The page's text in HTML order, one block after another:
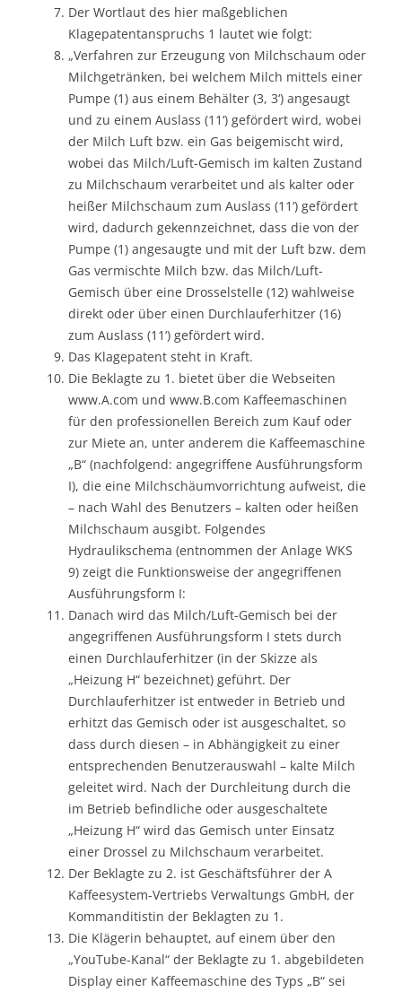
Der Wortlaut des hier maßgeblichen
Klagepatentanspruchs 1 lautet wie folgt:
„Verfahren zur Erzeugung von Milchschaum oder
Milchgetränken, bei welchem Milch mittels einer
Pumpe (1) aus einem Behälter (3, 3‘) angesaugt
und zu einem Auslass (11‘) gefördert wird, wobei
der Milch Luft bzw. ein Gas beigemischt wird,
wobei das Milch/Luft-Gemisch im kalten Zustand
zu Milchschaum verarbeitet und als kalter oder
heißer Milchschaum zum Auslass (11‘) gefördert
wird, dadurch gekennzeichnet, dass die von der
Pumpe (1) angesaugte und mit der Luft bzw. dem
Gas vermischte Milch bzw. das Milch/Luft-
Gemisch über eine Drosselstelle (12) wahlweise
direkt oder über einen Durchlauferhitzer (16)
zum Auslass (11‘) gefördert wird.
Das Klagepatent steht in Kraft.
Die Beklagte zu 1. bietet über die Webseiten
www.A.com und www.B.com Kaffeemaschinen
für den professionellen Bereich zum Kauf oder
zur Miete an, unter anderem die Kaffeemaschine
„B“ (nachfolgend: angegriffene Ausführungsform
I), die eine Milchschäumvorrichtung aufweist, die
– nach Wahl des Benutzers – kalten oder heißen
Milchschaum ausgibt. Folgendes
Hydraulikschema (entnommen der Anlage WKS
9) zeigt die Funktionsweise der angegriffenen
Ausführungsform I:
Danach wird das Milch/Luft-Gemisch bei der
angegriffenen Ausführungsform I stets durch
einen Durchlauferhitzer (in der Skizze als
„Heizung H“ bezeichnet) geführt. Der
Durchlauferhitzer ist entweder in Betrieb und
erhitzt das Gemisch oder ist ausgeschaltet, so
dass durch diesen – in Abhängigkeit zu einer
entsprechenden Benutzerauswahl – kalte Milch
geleitet wird. Nach der Durchleitung durch die
im Betrieb befindliche oder ausgeschaltete
„Heizung H“ wird das Gemisch unter Einsatz
einer Drossel zu Milchschaum verarbeitet.
Der Beklagte zu 2. ist Geschäftsführer der A
Kaffeesystem-Vertriebs Verwaltungs GmbH, der
Kommanditistin der Beklagten zu 1.
Die Klägerin behauptet, auf einem über den
„YouTube-Kanal“ der Beklagte zu 1. abgebildeten
Display einer Kaffeemaschine des Typs „B“ sei